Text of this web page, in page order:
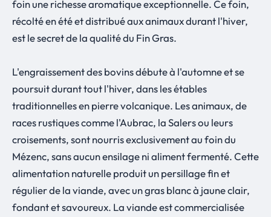
foin une richesse aromatique exceptionnelle. Ce foin,
récolté en été et distribué aux animaux durant l'hiver,
est le secret de la qualité du Fin Gras.
L'engraissement des bovins débute à l'automne et se
poursuit durant tout l'hiver, dans les étables
traditionnelles en pierre volcanique. Les animaux, de
races rustiques comme l'Aubrac, la Salers ou leurs
croisements, sont nourris exclusivement au foin du
Mézenc, sans aucun ensilage ni aliment fermenté. Cette
alimentation naturelle produit un persillage fin et
régulier de la viande, avec un gras blanc à jaune clair,
fondant et savoureux. La viande est commercialisée